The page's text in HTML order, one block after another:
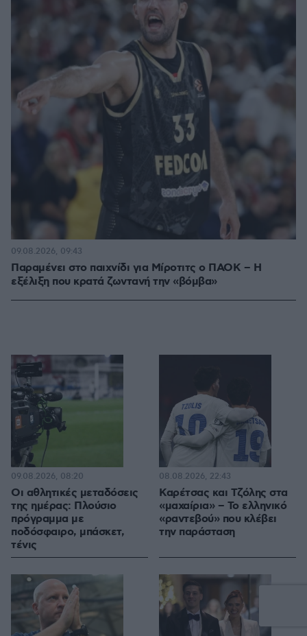
Παραμένει στο παιχνίδι για Μίροτιτς ο ΠΑΟΚ – Η
εξέλιξη που κρατά ζωντανή την «βόμβα»
09.08.2026, 09:43
Οι αθλητικές μεταδόσεις
της ημέρας: Πλούσιο
πρόγραμμα με
ποδόσφαιρο, μπάσκετ,
τένις
09.08.2026, 08:20
Καρέτσας και Τζόλης στα
«μαχαίρια» – Το ελληνικό
«ραντεβού» που κλέβει
την παράσταση
08.08.2026, 22:43